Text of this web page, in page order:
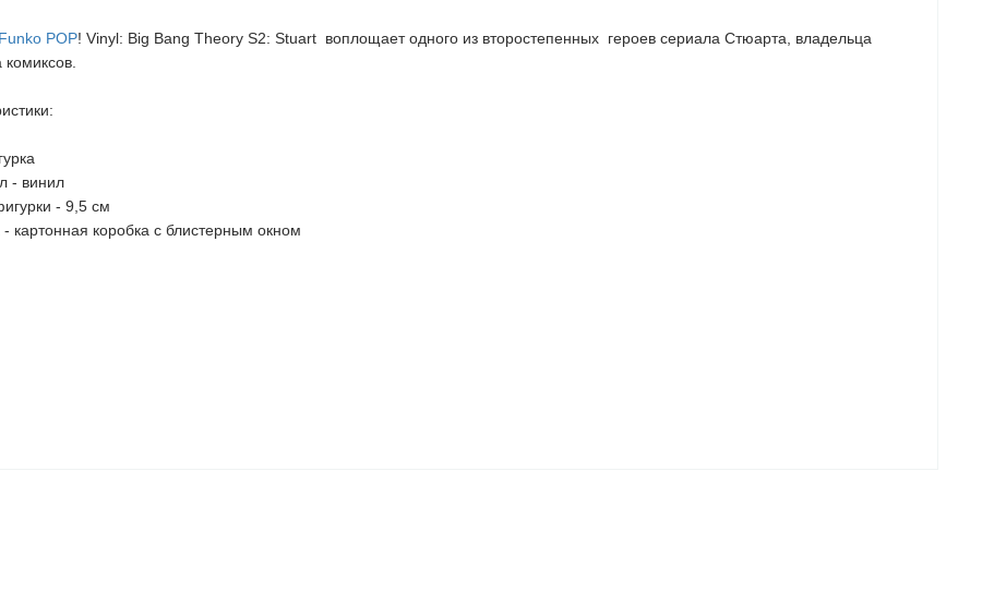
Funko POP! Vinyl: Big Bang Theory S2: Stuart воплощает одного из второстепенных героев сериала Стюарта, владельца
комиксов.
- винил
- 9,5 см
- картонная коробка с блистерным окном